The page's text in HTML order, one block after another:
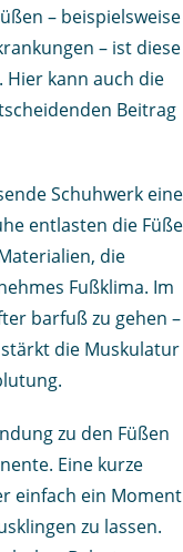
– beispielsweise
– ist diese
kann auch die
Beitrag
Schuhwerk eine
entlasten die Füße
die
Fußklima. Im
barfuß zu gehen –
die Muskulatur
zu den Füßen
Eine kurze
einfach ein Moment
zu lassen.